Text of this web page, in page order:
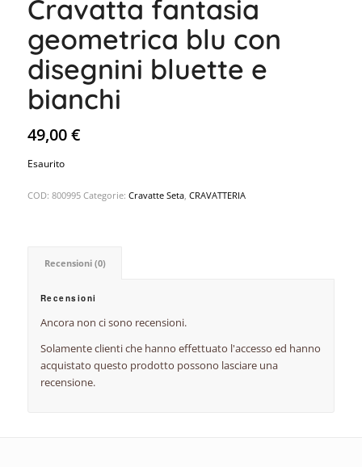
Cravatta fantasia
geometrica blu con
disegnini bluette e
bianchi
49,00€
Esaurito
COD: 800995 Categorie: Cravatte Seta, CRAVATTERIA
Recensioni (0)
Recensioni
Ancora non ci sono recensioni.
Solamente clienti che hanno effettuato l'accesso ed hanno
acquistato questo prodotto possono lasciare una
recensione.